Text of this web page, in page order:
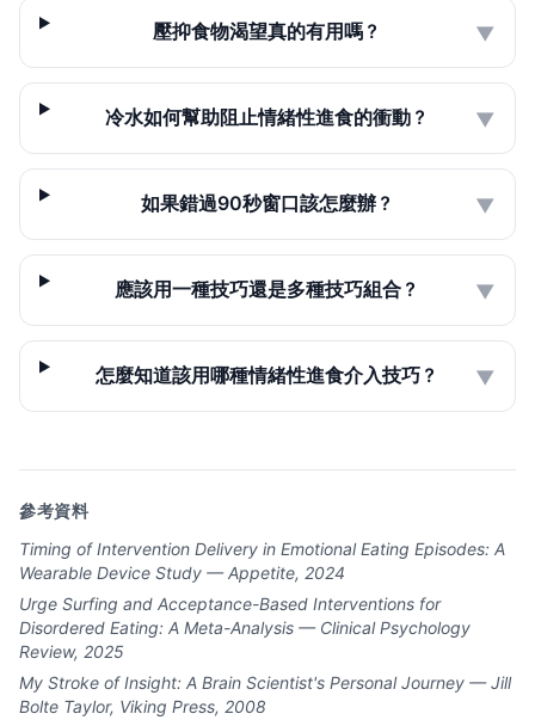
壓抑食物渴望真的有用嗎？ ▼
冷水如何幫助阻止情緒性進食的衝動？ ▼
如果錯過90秒窗口該怎麼辦？ ▼
應該用一種技巧還是多種技巧組合？ ▼
怎麼知道該用哪種情緒性進食介入技巧？ ▼
參考資料
Timing of Intervention Delivery in Emotional Eating Episodes: A
Wearable Device Study — Appetite, 2024
Urge Surfing and Acceptance-Based Interventions for
Disordered Eating: A Meta-Analysis — Clinical Psychology
Review, 2025
My Stroke of Insight: A Brain Scientist's Personal Journey — Jill
Bolte Taylor, Viking Press, 2008